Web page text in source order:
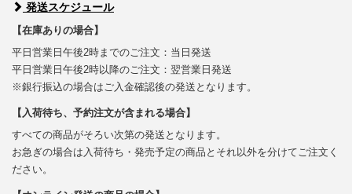
発送スケジュール
【在庫ありの場合】
平日営業日午後2時までのご注文：当日発送
平日営業日午後2時以降のご注文：翌営業日発送
※銀行振込の場合はご入金確認後の発送となります。
【入荷待ち、予約注文が含まれる場合】
すべての商品がそろい次第の発送となります。
お急ぎの場合は入荷待ち・発売予定の商品とそれ以外を分けてご注文く
ださい。